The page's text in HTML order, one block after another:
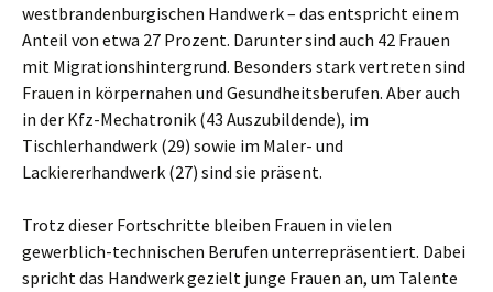
westbrandenburgischen Handwerk – das entspricht einem
Anteil von etwa 27 Prozent. Darunter sind auch 42 Frauen
mit Migrationshintergrund. Besonders stark vertreten sind
Frauen in körpernahen und Gesundheitsberufen. Aber auch
in der Kfz-Mechatronik (43 Auszubildende), im
Tischlerhandwerk (29) sowie im Maler- und
Lackiererhandwerk (27) sind sie präsent.
Trotz dieser Fortschritte bleiben Frauen in vielen
gewerblich-technischen Berufen unterrepräsentiert. Dabei
spricht das Handwerk gezielt junge Frauen an, um Talente